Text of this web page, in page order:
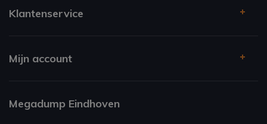
Klantenservice
Mijn account
Megadump Eindhoven